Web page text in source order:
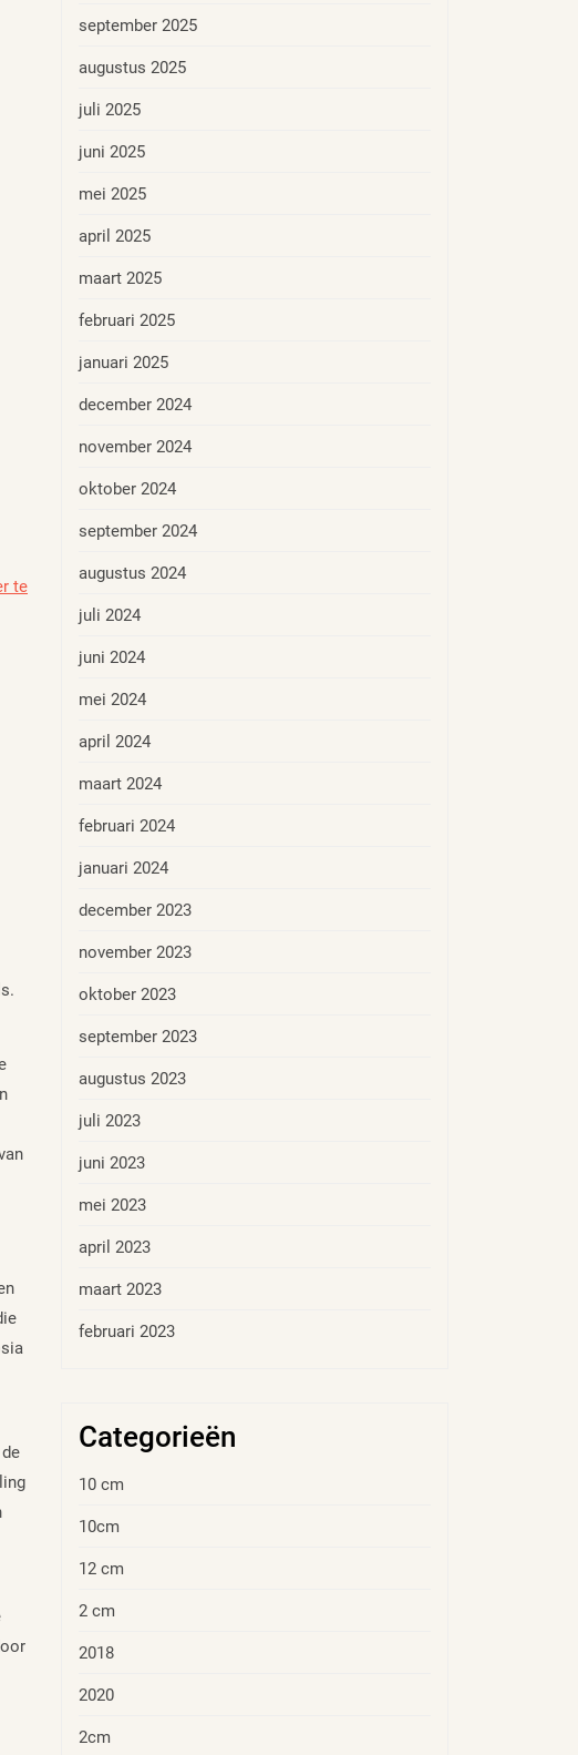
te
september 2025
augustus 2025
juli 2025
juni 2025
mei 2025
april 2025
maart 2025
februari 2025
januari 2025
december 2024
november 2024
oktober 2024
september 2024
augustus 2024
juli 2024
juni 2024
mei 2024
april 2024
maart 2024
februari 2024
januari 2024
december 2023
november 2023
oktober 2023
september 2023
augustus 2023
juli 2023
juni 2023
mei 2023
april 2023
maart 2023
februari 2023
Categorieën
10 cm
10cm
12 cm
2 cm
2018
2020
2cm